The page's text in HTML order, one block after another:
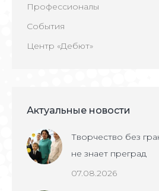
Профессионалы
События
Центр «Дебют»
Актуальные новости
Творчество без
не знает преград
07.08.2026